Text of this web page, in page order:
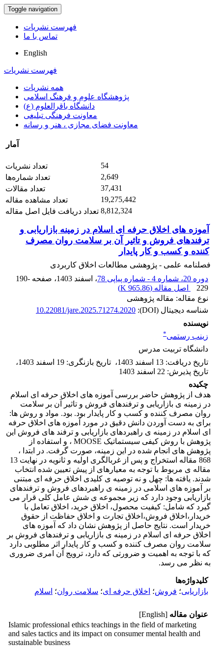
Toggle navigation
فهرست نشریات
تماس با ما
English
فهرست نشریات
همه نشریات
پژوهشگاه علوم و فرهنگ اسلامی
دانشگاه باقرالعلوم (ع)
معاونت فرهنگی تبلیغی
معاونت فضای مجازی ، هنر و رسانه
آمار
تعداد نشریات
54
تعداد شماره‌ها
2,649
تعداد مقالات
37,431
تعداد مشاهده مقاله
19,275,442
تعداد دریافت فایل اصل مقاله 8,812,324
آموزه های اخلاق حرفه ای اسلام در زمینه بازاریابی و
ترفندهای فروش و تاثیر آن بر سلامت روان مصرف
کننده و کسب و کار پایدار
فصلنامه علمی - پژوهشی مطالعات اخلاق کاربردی
دوره 20، شماره 4 - شماره پیاپی 78
، اسفند 1403 ، صفحه 190-
229
اصل مقاله (965.86 K
)
نوع مقاله: مقاله پژوهشی
شناسه دیجیتال (DOI):
10.22081/jare.2025.71274.2020
نویسنده
زینب رستمی*
دانشگاه تربیت مدرس
تاریخ دریافت: 13 اسفند 1403 ، تاریخ بازنگری: 19 اسفند 1403
،
تاریخ پذیرش: 22 اسفند 1403
چکیده
هدف از پژوهش حاضر بررسی آموزه های اخلاق حرفه ای اسلام
در زمینه ی بازاریابی و ترفندهای فروش و تاثیر آن بر سلامت
روان مصرف کننده و کسب و کار پایدار بود. بود. مواد و روش ها:
برای به دست آوردن دانش دقیق در مورد آموزه های اخلاق حرفه
ای اسلام در زمینه ی راهبردهای بازاریابی و ترفند های فروش این
پژوهش با روش کیفی سیستماتیک MOOSE ، و استفاده از
پژوهش های انجام شده در این زمینه، صورت گرفت. در ابتدا ،
868 مقاله استخراج و پس از غربالگری اولیه و ثانویه در نهایت 13
مقاله ی مربوط با توجه به معیارهای از پیش تعیین شده انتخاب
شدند. یافته ها: چهل و نه توصیه ی کلیدی اخلاق حرفه ای مبتنی
بر آموزه های اسلامی در زمینه ی راهبردهای فروش و ترفندهای
بازاریابی وجود دارد که زیر مجموعه ی شش عامل کلی قرار می
گیرد که شامل: کیفیت محصول، اخلاق خرید، اخلاق تعامل با
خریدار،اخلاق فروش،اخلاق تجارت و اخلاق حفاظت از حقوق
خریدار است. نتایج حاصل از پژوهش نشان داد که آموزه های
اخلاق حرفه ای اسلام در زمینه ی بازاریابی و ترفندهای فروش بر
سلامت روان مصرف کننده و کسب و کار پایدار اثر مطلوبی دارد
که با توجه به اهمیت و ضرورتی که دارد، ترویج آن امری ضروری
به نظر می رسد.
کلیدواژه‌ها
بازاریابی؛ فروش؛ اخلاق حرفه ای؛ سلامت روان؛ اسلام
عنوان مقاله [English]
Islamic professional ethics teachings in the field of marketing
and sales tactics and its impact on consumer mental health and
sustainable business